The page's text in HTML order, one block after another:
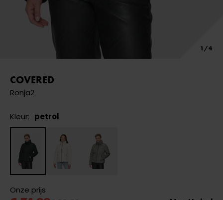
COVERED
Ronja2
Kleur: petrol
Onze prijs